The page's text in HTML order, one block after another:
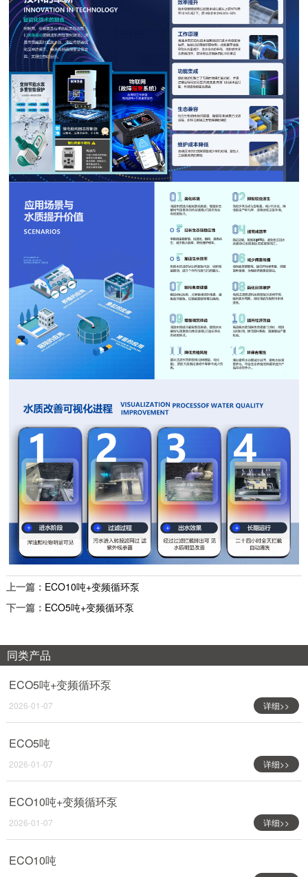
上一篇： ECO10吨+变频循环泵
下一篇： ECO5吨+变频循环泵
同类产品
ECO5吨+变频循环泵
2026-01-07 详细>>
ECO5吨
2026-01-07 详细>>
ECO10吨+变频循环泵
2026-01-07 详细>>
ECO10吨